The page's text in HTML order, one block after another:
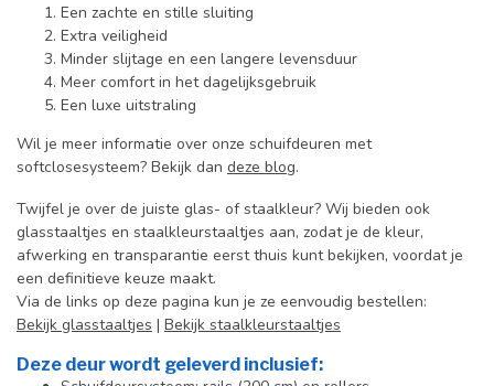
Een zachte en stille sluiting
Extra veiligheid
Minder slijtage en een langere levensduur
Meer comfort in het dagelijksgebruik
Een luxe uitstraling
Wil je meer informatie over onze schuifdeuren met
softclosesysteem? Bekijk dan deze blog.
Twijfel je over de juiste glas- of staalkleur? Wij bieden ook
glasstaaltjes en staalkleurstaaltjes aan, zodat je de kleur,
afwerking en transparantie eerst thuis kunt bekijken, voordat je
een definitieve keuze maakt.
Via de links op deze pagina kun je ze eenvoudig bestellen:
Bekijk glasstaaltjes | Bekijk staalkleurstaaltjes
Deze deur wordt geleverd inclusief: